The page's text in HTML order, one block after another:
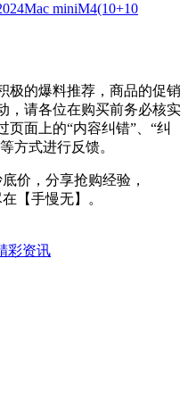
miniM4(10+10
极的爆料推荐，商品的促销
，请各位在购买前务必核实
面上的“内容纠错”、“纠
方式进行反馈。
价，分享抢购经验，
【手慢无】。
彩资讯